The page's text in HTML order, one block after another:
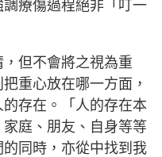
療傷過程絕非「叮一
但不會將之視為重
重心放在哪一方面，
存在。「人的存在本
庭、朋友、自身等等
同時，亦從中找到我